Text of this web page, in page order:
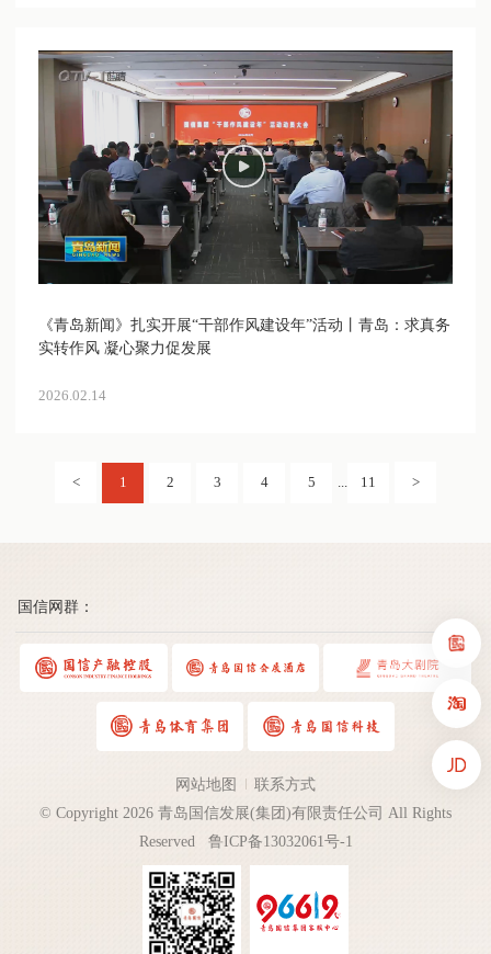
《青岛新闻》扎实开展“干部作风建设年”活动丨青岛：求真务
实转作风 凝心聚力促发展
2026.02.14
1 2 3 4 5 ... 11
国信网群：
网站地图
联系方式
© Copyright 2026 青岛国信发展(集团)有限责任公司 All Rights
Reserved 鲁ICP备13032061号-1